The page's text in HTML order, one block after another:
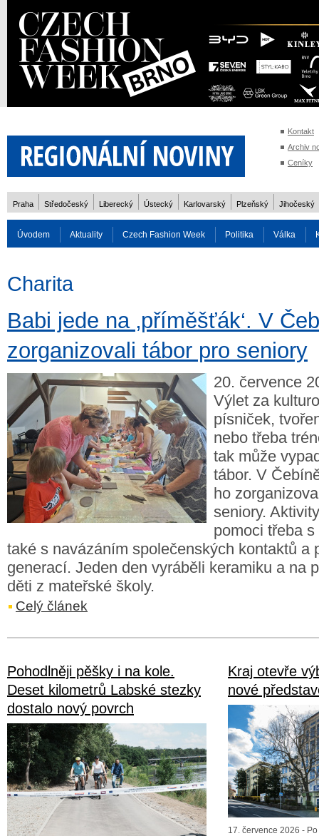
Kontakt
Archiv
Ceníky
Praha Středočeský Liberecký Ústecký Karlovarský Plzeňský Jihočeský
Úvodem Aktuality Czech Fashion Week Politika Válka
Charita
Babi jede na ‚příměšťák‘. V
zorganizovali tábor pro seniory
20. července
Výlet za
písniček,
nebo třeba
tak může
tábor. V
ho
seniory.
pomoci třeba
také s navázáním společenských kontaktů a
generací. Jeden den vyráběli keramiku a na
děti z mateřské školy.
Celý článek
Pohodlněji pěšky i na kole.
Deset kilometrů Labské stezky
dostalo nový povrch
Kraj otevře
nové
17. července 2026 -